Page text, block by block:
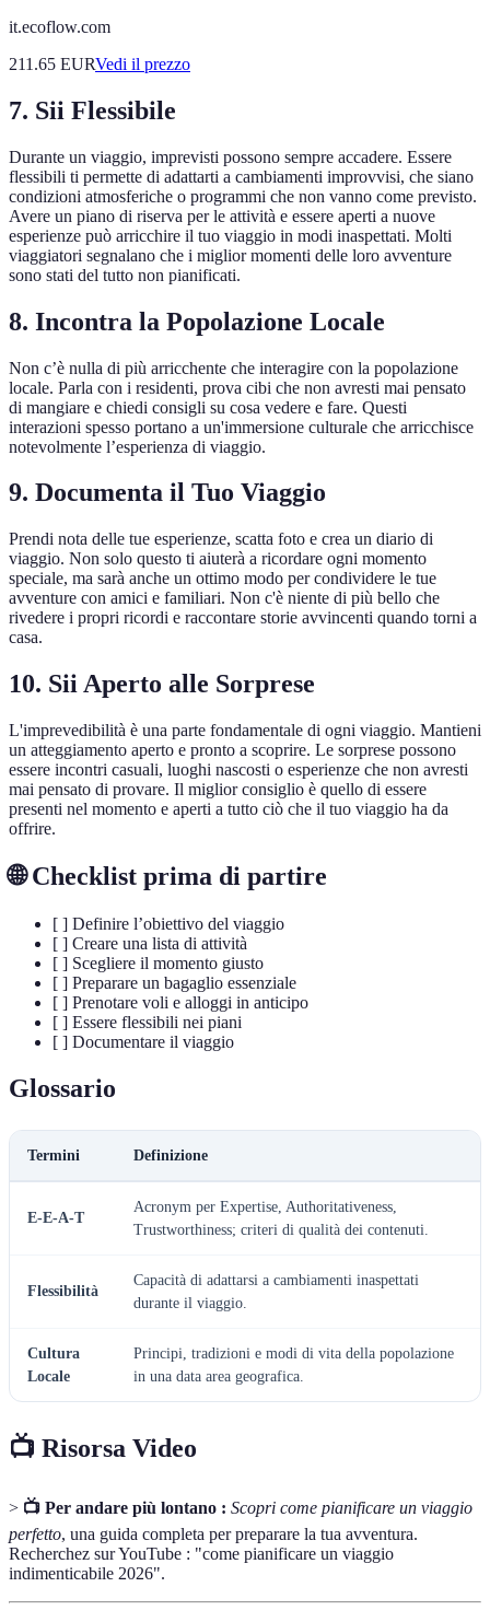
it.ecoflow.com
211.65 EURVedi il prezzo
7. Sii Flessibile
Durante un viaggio, imprevisti possono sempre accadere. Essere
flessibili ti permette di adattarti a cambiamenti improvvisi, che siano
condizioni atmosferiche o programmi che non vanno come previsto.
Avere un piano di riserva per le attività e essere aperti a nuove
esperienze può arricchire il tuo viaggio in modi inaspettati. Molti
viaggiatori segnalano che i miglior momenti delle loro avventure
sono stati del tutto non pianificati.
8. Incontra la Popolazione Locale
Non c’è nulla di più arricchente che interagire con la popolazione
locale. Parla con i residenti, prova cibi che non avresti mai pensato
di mangiare e chiedi consigli su cosa vedere e fare. Questi
interazioni spesso portano a un'immersione culturale che arricchisce
notevolmente l’esperienza di viaggio.
9. Documenta il Tuo Viaggio
Prendi nota delle tue esperienze, scatta foto e crea un diario di
viaggio. Non solo questo ti aiuterà a ricordare ogni momento
speciale, ma sarà anche un ottimo modo per condividere le tue
avventure con amici e familiari. Non c'è niente di più bello che
rivedere i propri ricordi e raccontare storie avvincenti quando torni a
casa.
10. Sii Aperto alle Sorprese
L'imprevedibilità è una parte fondamentale di ogni viaggio. Mantieni
un atteggiamento aperto e pronto a scoprire. Le sorprese possono
essere incontri casuali, luoghi nascosti o esperienze che non avresti
mai pensato di provare. Il miglior consiglio è quello di essere
presenti nel momento e aperti a tutto ciò che il tuo viaggio ha da
offrire.
🌐 Checklist prima di partire
[ ] Definire l’obiettivo del viaggio
[ ] Creare una lista di attività
[ ] Scegliere il momento giusto
[ ] Preparare un bagaglio essenziale
[ ] Prenotare voli e alloggi in anticipo
[ ] Essere flessibili nei piani
[ ] Documentare il viaggio
Glossario
Termini Definizione
E-E-A-T
Acronym per Expertise, Authoritativeness,
Trustworthiness; criteri di qualità dei contenuti.
Flessibilità
Capacità di adattarsi a cambiamenti inaspettati
durante il viaggio.
Cultura
Locale
Principi, tradizioni e modi di vita della popolazione
in una data area geografica.
📺 Risorsa Video
> 📺 Per andare più lontano : Scopri come pianificare un viaggio
perfetto, una guida completa per preparare la tua avventura.
Recherchez sur YouTube : "come pianificare un viaggio
indimenticabile 2026".